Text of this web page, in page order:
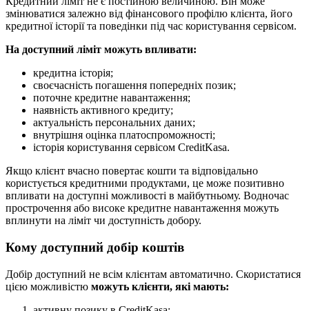
змінюватися залежно від фінансового профілю клієнта, його
кредитної історії та поведінки під час користування сервісом.
На доступний ліміт можуть впливати:
кредитна історія;
своєчасність погашення попередніх позик;
поточне кредитне навантаження;
наявність активного кредиту;
актуальність персональних даних;
внутрішня оцінка платоспроможності;
історія користування сервісом CreditKasa.
Якщо клієнт вчасно повертає кошти та відповідально
користується кредитними продуктами, це може позитивно
впливати на доступні можливості в майбутньому. Водночас
прострочення або високе кредитне навантаження можуть
вплинути на ліміт чи доступність добору.
Кому доступний добір коштів
Добір доступний не всім клієнтам автоматично. Скористатися
цією можливістю можуть клієнти, які мають: